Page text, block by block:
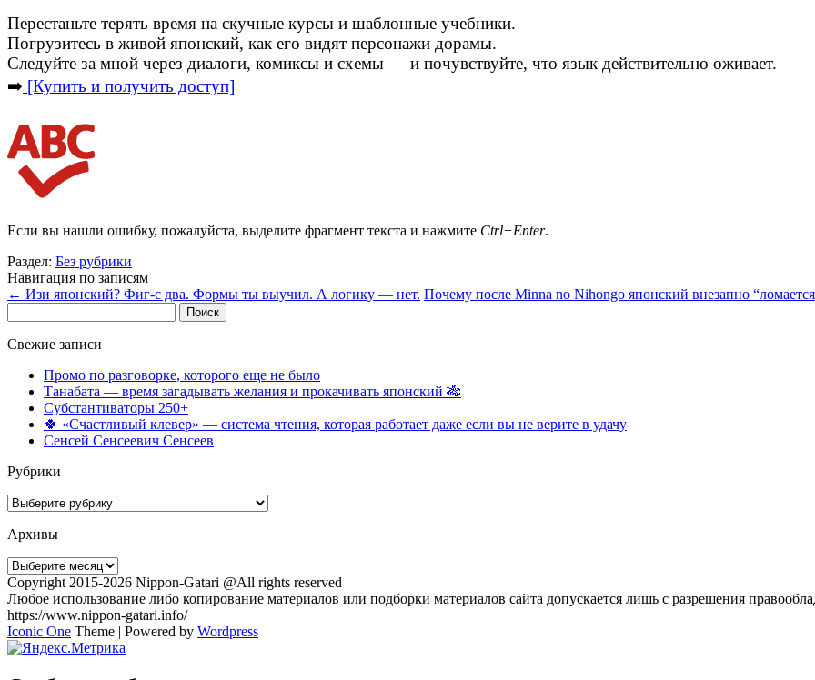
Перестаньте терять время на скучные курсы и шаблонные учебники.
Погрузитесь в живой японский, как его видят персонажи дорамы.
Следуйте за мной через диалоги, комиксы и схемы — и почувствуйте, что язык действительно оживает.
➡️ [Купить и получить доступ]
Если вы нашли ошибку, пожалуйста, выделите фрагмент текста и нажмите Ctrl+Enter.
Раздел: Без рубрики
Навигация по записям
← Изи японский? Фиг-с два. Формы ты выучил. А логику — нет. Почему после Minna no Nihongo японский внезапно
Свежие записи
Промо по разговорке, которого еще не было
Танабата — время загадывать желания и прокачивать японский 🎋
Субстантиваторы 250+
🍀 «Счастливый клевер» — система чтения, которая работает даже если вы не верите в удачу
Сенсей Сенсеевич Сенсеев
Рубрики
Рубрики
Архивы
Архивы
Copyright 2015-2026 Nippon-Gatari @All rights reserved
Любое использование либо копирование материалов или подборки материалов сайта допускается лишь с разрешения
https://www.nippon-gatari.info/
Iconic One Theme | Powered by Wordpress